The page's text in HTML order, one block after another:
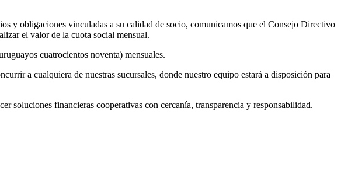
y obligaciones vinculadas a su calidad de socio, comunicamos que el Consejo Directivo
el valor de la cuota social mensual.
cuatrocientos noventa) mensuales.
a cualquiera de nuestras sucursales, donde nuestro equipo estará a disposición para
soluciones financieras cooperativas con cercanía, transparencia y responsabilidad.